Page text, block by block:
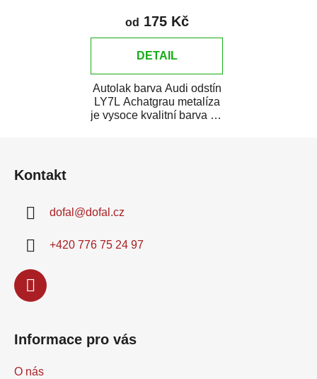
od 175 Kč
DETAIL
Autolak barva Audi odstín
LY7L Achatgrau metalíza
je vysoce kvalitní barva na
Kontakt
dofal @dofal.cz
+420 776 75 24 97
Informace pro vás
O nás